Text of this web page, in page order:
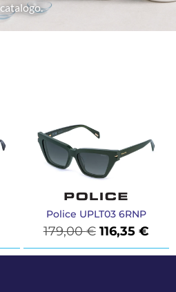
catalogo.
Police UPLT03 6RNP
179,00€ 116,35 €